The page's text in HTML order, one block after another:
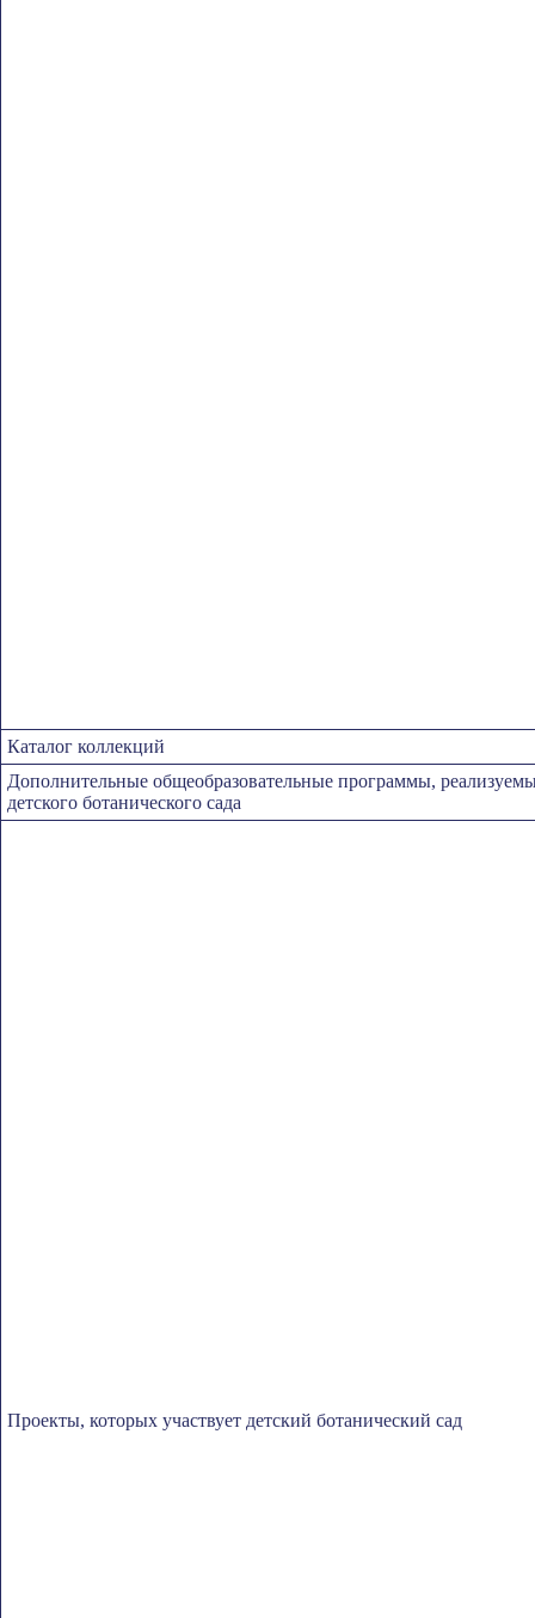
Каталог коллекций
Дополнительные общеобразовательные программы,
детского ботанического сада
Проекты, которых участвует детский ботанический сад